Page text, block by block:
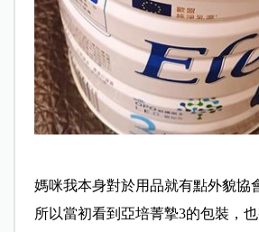
媽咪我本身對於用品就有點外貌協
所以當初看到亞培菁摯3的包裝，